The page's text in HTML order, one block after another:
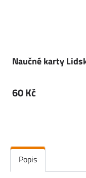
Naučné karty
60 Kč
Popis